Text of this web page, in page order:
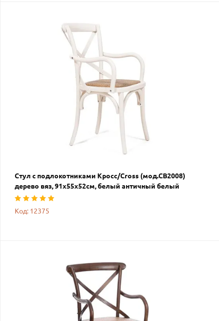
Стул с подлокотниками Кросс/Cross (мод.CB2008)
дерево вяз, 91х55х52см, белый античный белый
Код: 12375